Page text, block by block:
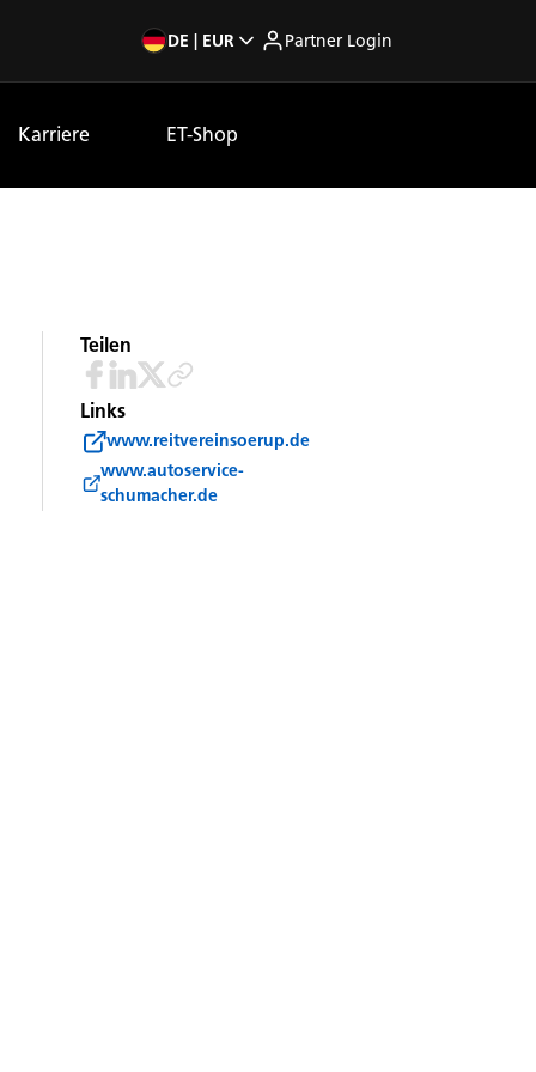
DE | EUR Partner Login
Karriere ET-Shop
Teilen
Links
www.reitvereinsoerup.de
www.autoservice-
schumacher.de